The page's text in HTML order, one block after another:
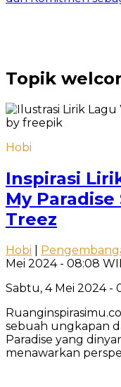
Topik
Hobi
Inspirasi
My
Treez
Hobi
Mei 2024 - 08:08
Sabtu, 4 Mei 2024 -
sebuah ungkapan
Paradise yang
menawarkan